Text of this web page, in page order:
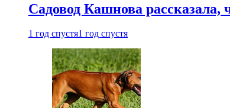
Садовод Кашнова рассказала,
1 год спустя1 год спустя